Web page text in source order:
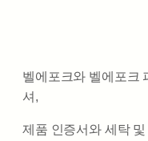
벨에포크와 벨에포크
셔,
제품 인증서와 세탁